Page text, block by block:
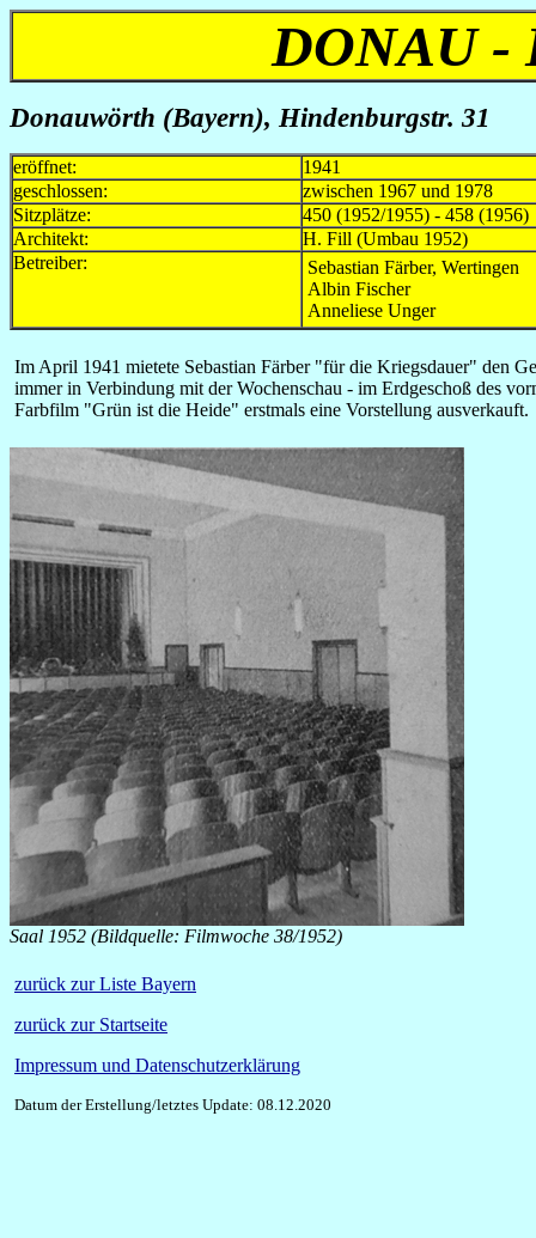
DONAU -
Donauwörth (Bayern), Hindenburgstr. 31
eröffnet:
1941
geschlossen:
zwischen 1967 und 1978
Sitzplätze:
450 (1952/1955) - 458 (1956)
Architekt:
H. Fill (Umbau 1952)
Betreiber:
Sebastian Färber, Wertingen
Albin Fischer
Anneliese Unger
Im April 1941 mietete Sebastian Färber "für die Kriegsdauer" den
immer in Verbindung mit der Wochenschau - im Erdgeschoß des
Farbfilm "Grün ist die Heide" erstmals eine Vorstellung
Saal 1952 (Bildquelle: Filmwoche 38/1952)
zurück zur Liste Bayern
zurück zur Startseite
Impressum und Datenschutzerklärung
Datum der Erstellung/letztes Update: 08.12.2020